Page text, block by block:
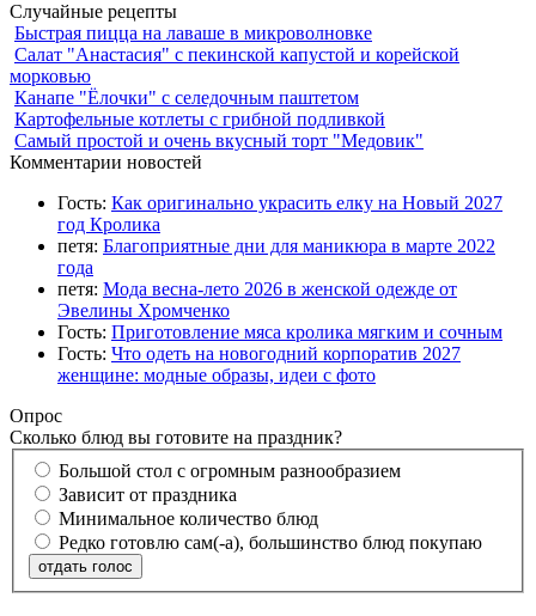
Случайные рецепты
Быстрая пицца на лаваше в микроволновке
Салат "Анастасия" с пекинской капустой и корейской
морковью
Канапе "Ёлочки" с селедочным паштетом
Картофельные котлеты с грибной подливкой
Самый простой и очень вкусный торт "Медовик"
Комментарии новостей
Гость: Как оригинально украсить елку на Новый 2027
год Кролика
петя: Благоприятные дни для маникюра в марте 2022
года
петя: Мода весна-лето 2026 в женской одежде от
Эвелины Хромченко
Гость: Приготовление мяса кролика мягким и сочным
Гость: Что одеть на новогодний корпоратив 2027
женщине: модные образы, идеи с фото
Опрос
Сколько блюд вы готовите на праздник?
Большой стол с огромным разнообразием
Зависит от праздника
Минимальное количество блюд
Редко готовлю сам(-а), большинство блюд покупаю
отдать голос